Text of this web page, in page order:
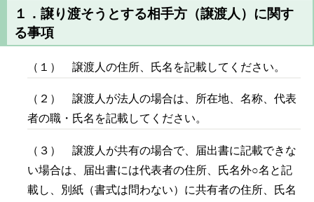
１．譲り渡そうとする相手方（譲渡人）に関す
る事項
（１） 譲渡人の住所、氏名を記載してください。
（２） 譲渡人が法人の場合は、所在地、名称、代表
者の職・氏名を記載してください。
（３） 譲渡人が共有の場合で、届出書に記載できな
い場合は、届出書には代表者の住所、氏名外○名と記
載し、別紙（書式は問わない）に共有者の住所、氏名